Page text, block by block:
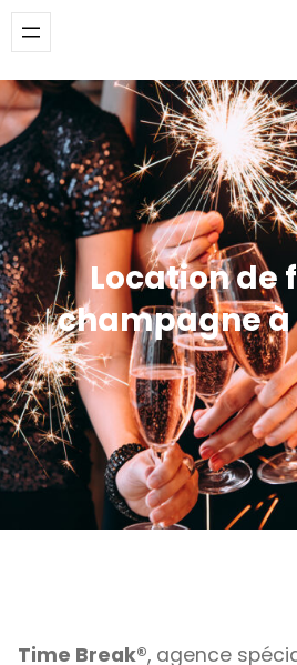
Location de
champagne à
Time Break®, agence